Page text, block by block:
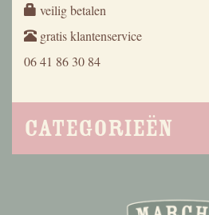
veilig betalen
gratis klantenservice
06 41 86 30 84
Categorieën